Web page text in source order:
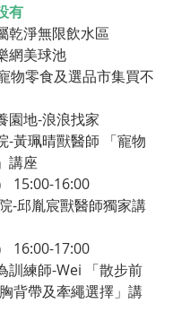
有
乾淨無限飲水區
網美球池
物零食及選品市集買不
園地-浪浪找家
-黃珮晴獸醫師 「寵物
講座
15:00-16:00
-邱胤宸獸醫師獨家講
16:00-17:00
訓練師-Wei 「散步前
背帶及牽繩選擇」講